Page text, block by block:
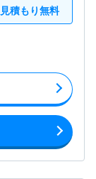
見積もり無料